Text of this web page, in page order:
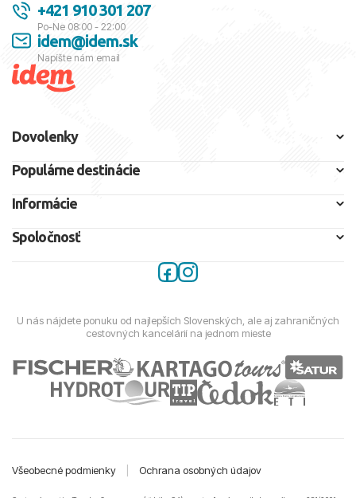
+421 910 301 207
Po-Ne 08:00 - 22:00
idem@idem.sk
Napíšte nám email
Dovolenky
Populárne destinácie
Informácie
Spoločnosť
U nás nájdete ponuku od najlepších Slovenských, ale aj zahraničných
cestovných kancelárií na jednom mieste
Všeobecné podmienky Ochrana osobných údajov